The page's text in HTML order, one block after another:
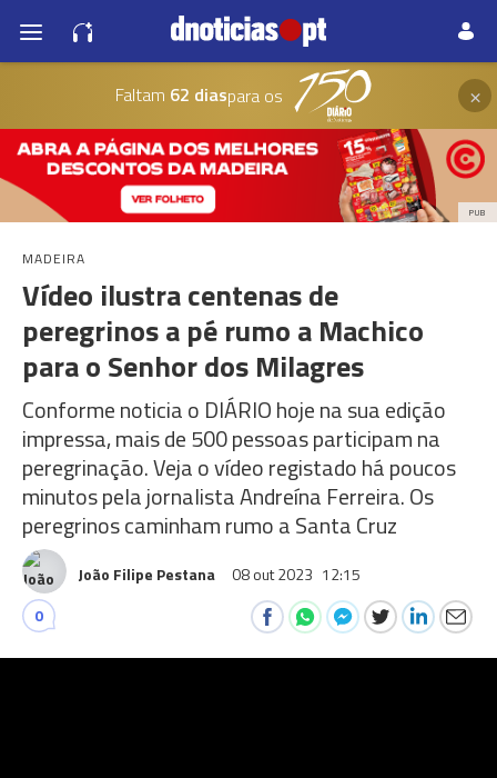
Faltam 62 diaspara os ×
PUB
MADEIRA
Vídeo ilustra centenas de
peregrinos a pé rumo a Machico
para o Senhor dos Milagres
Conforme noticia o DIÁRIO hoje na sua edição
impressa, mais de 500 pessoas participam na
peregrinação. Veja o vídeo registado há poucos
minutos pela jornalista Andreína Ferreira. Os
peregrinos caminham rumo a Santa Cruz
João Filipe Pestana 08 out 2023 12:15
0